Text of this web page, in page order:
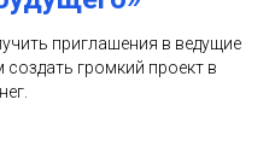
приглашения в ведущие
громкий проект в